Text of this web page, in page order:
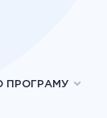
ПРОГРАМУ